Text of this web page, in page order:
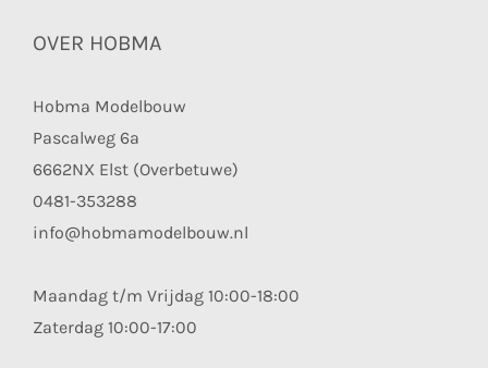
OVER HOBMA
Hobma Modelbouw
Pascalweg 6a
6662NX Elst (Overbetuwe)
0481-353288
info@hobmamodelbouw.nl
Maandag t/m Vrijdag 10:00-18:00
Zaterdag 10:00-17:00